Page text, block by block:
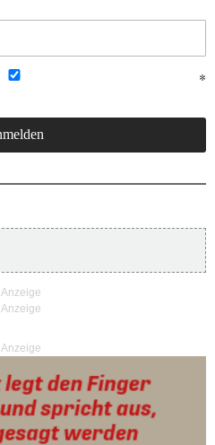
Anzeige